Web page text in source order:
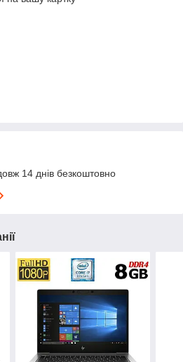
14 днів безкоштовно